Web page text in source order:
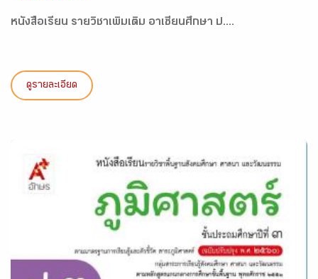
หนังสือเรียน รายวิชาเพิ่มเติม อาเซียนศึกษา ป....
ดูรายละเอียด